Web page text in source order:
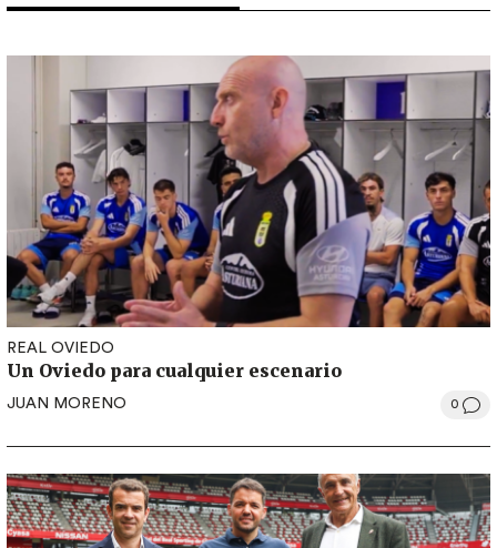
REAL OVIEDO
Un Oviedo para cualquier escenario
JUAN MORENO 0